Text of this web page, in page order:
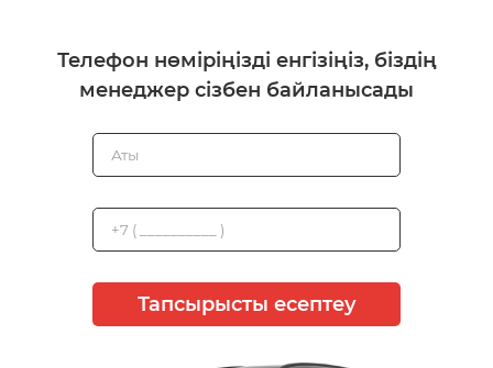
Телефон нөміріңізді енгізіңіз, біздің
менеджер сізбен байланысады
Тапсырысты есептеу